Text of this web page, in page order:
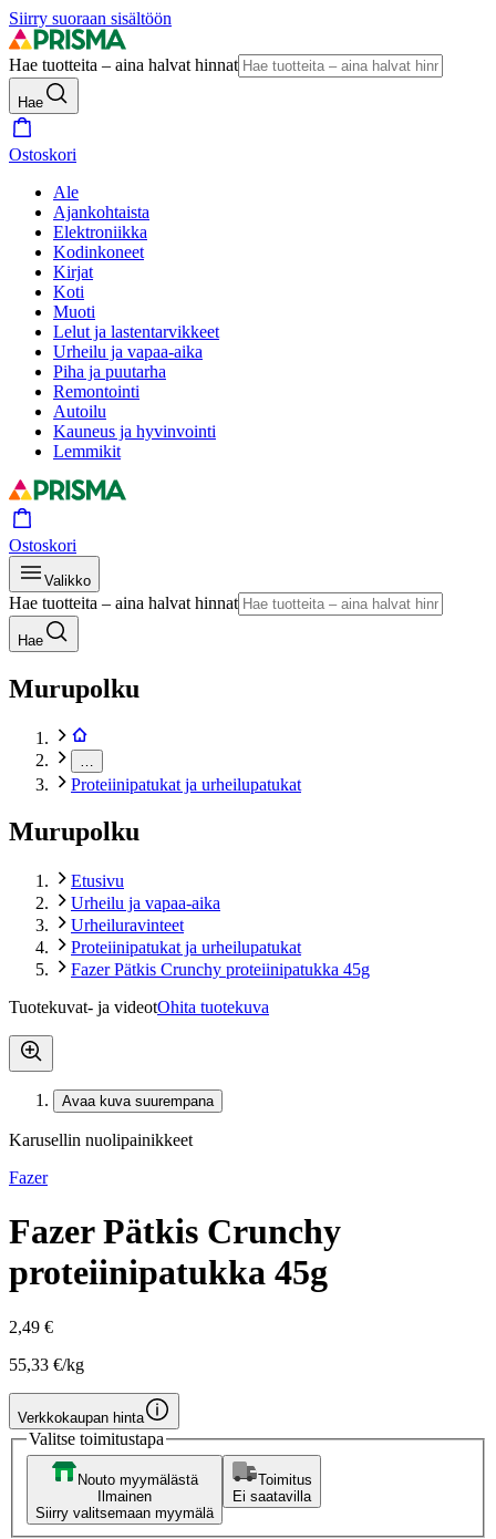
Siirry suoraan sisältöön
Hae tuotteita – aina halvat hinnat
Hae
Ostoskori
Ale
Ajankohtaista
Elektroniikka
Kodinkoneet
Kirjat
Koti
Muoti
Lelut ja lastentarvikkeet
Urheilu ja vapaa-aika
Piha ja puutarha
Remontointi
Autoilu
Kauneus ja hyvinvointi
Lemmikit
Ostoskori
Valikko
Hae tuotteita – aina halvat hinnat
Hae
Murupolku
Proteiinipatukat ja urheilupatukat
Murupolku
Etusivu
Urheilu ja vapaa-aika
Urheiluravinteet
Proteiinipatukat ja urheilupatukat
Fazer Pätkis Crunchy proteiinipatukka 45g
Tuotekuvat- ja videotOhita tuotekuva
Avaa kuva suurempana
Karusellin nuolipainikkeet
Fazer
Fazer Pätkis Crunchy
proteiinipatukka 45g
2,49 €
55,33 €/kg
Verkkokaupan hinta
Valitse toimitustapa
Nouto myymälästä
Ilmainen
Siirry valitsemaan myymälä
Toimitus
Ei saatavilla